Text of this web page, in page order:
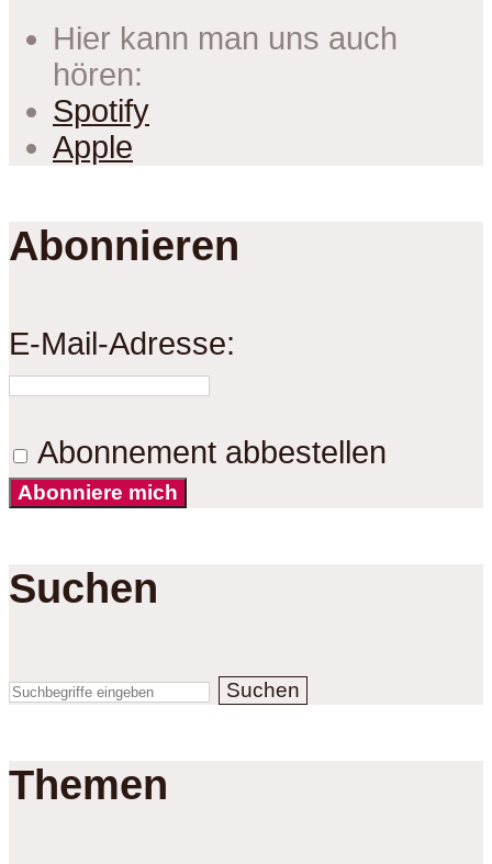
Hier kann man uns auch
hören:
Spotify
Apple
Abonnieren
E-Mail-Adresse:
Abonnement abbestellen
Abonniere mich
Suchen
Suchen
Themen